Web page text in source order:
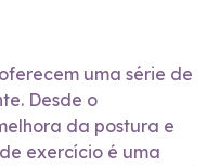
uma série de
Desde o
da postura e
exercício é uma